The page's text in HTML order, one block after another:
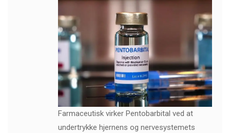
Farmaceutisk virker Pentobarbital ved at
undertrykke hjernens og nervesystemets